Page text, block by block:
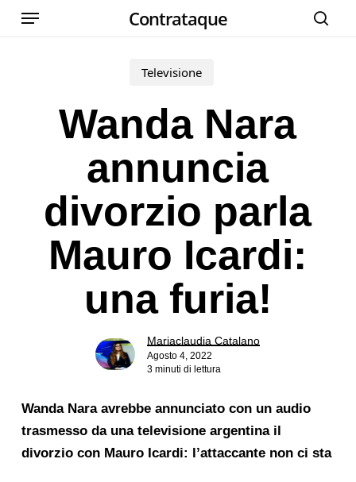
Skip
Contrataque
Menu
Televisione
Wanda Nara
annuncia
divorzio parla
Mauro Icardi:
una furia!
Mariaclaudia Catalano
Agosto 4, 2022
3 minuti di lettura
Wanda Nara avrebbe annunciato con un audio
trasmesso da una televisione argentina il
divorzio con Mauro Icardi: l’attaccante non ci sta